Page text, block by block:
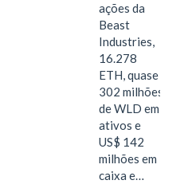
ações da
Beast
Industries,
16.278
ETH, quase
302 milhões
de WLD em
ativos e
US$ 142
milhões em
caixa e…